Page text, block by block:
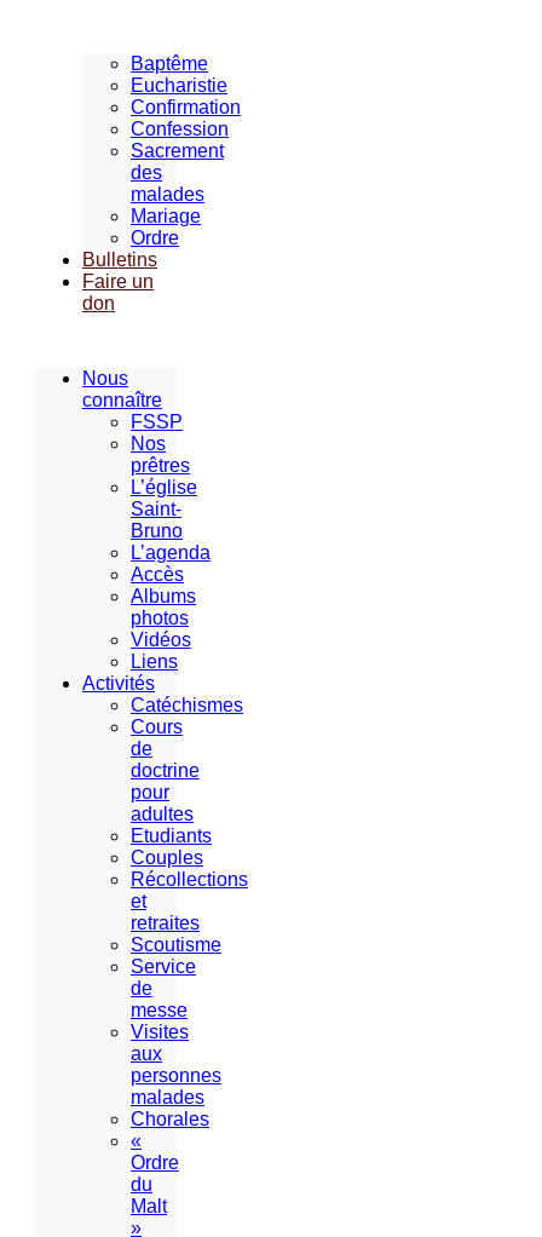
Baptême
Eucharistie
Confirmation
Confession
Sacrement
des
malades
Mariage
Ordre
Bulletins
Faire un
don
Nous
connaître
FSSP
Nos
prêtres
L’église
Saint-
Bruno
L’agenda
Accès
Albums
photos
Vidéos
Liens
Activités
Catéchismes
Cours
de
doctrine
pour
adultes
Etudiants
Couples
Récollections
et
retraites
Scoutisme
Service
de
messe
Visites
aux
personnes
malades
Chorales
«
Ordre
du
Malt
»